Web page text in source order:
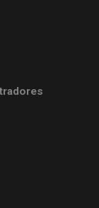
nueva)
nueva)